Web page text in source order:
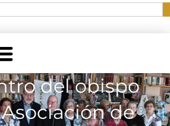
del obispo
de